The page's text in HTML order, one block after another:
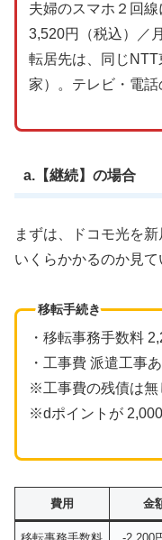
夫婦のスマホ２回
3,520円（税込）／月
転居先は、同じ
家）。テレビ・電話
a.【継続】の場合
まずは、ドコモ光を
いくらかかるのか見て
移転手続き
・移転事務手数料
・工事費 派遣工事
※工事費の残債は無
※dポイントが
費用 金